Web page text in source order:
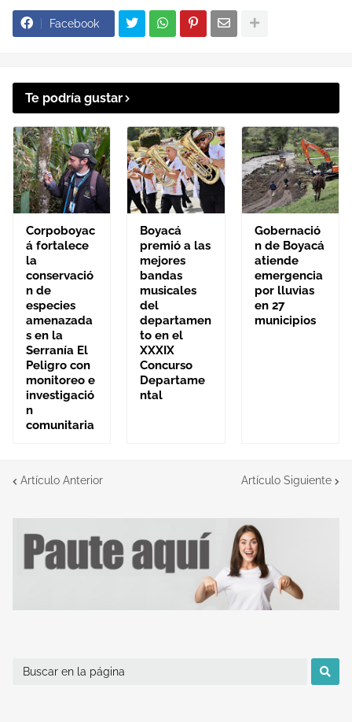
Facebook
Te podría gustar
Corpoboyac
á fortalece
la
conservació
n de
especies
amenazada
s en la
Serranía El
Peligro con
monitoreo e
investigació
n
comunitaria
Boyacá
premió a las
mejores
bandas
musicales
del
departamen
to en el
XXXIX
Concurso
Departame
ntal
Gobernació
n de Boyacá
atiende
emergencia
por lluvias
en 27
municipios
Artículo Anterior Artículo Siguiente